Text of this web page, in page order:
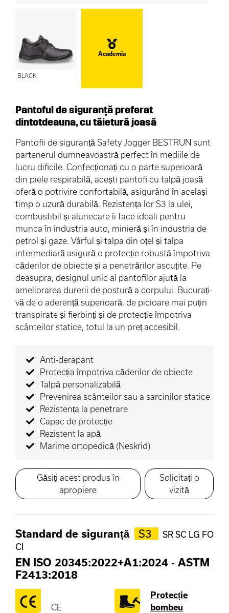
BLACK
Academia
Pantoful de siguranță preferat
dintotdeauna, cu tăietură joasă
Pantofii de siguranță Safety Jogger BESTRUN sunt
partenerul dumneavoastră perfect în mediile de
lucru dificile. Confecționați cu o parte superioară
din piele respirabilă, acești pantofi cu talpă joasă
oferă o potrivire confortabilă, asigurând în același
timp o uzură durabilă. Rezistența lor S3 la ulei,
combustibil și alunecare îi face ideali pentru
munca în industria auto, minieră și în industria de
petrol și gaze. Vârful și talpa din oțel și talpa
intermediară asigură o protecție robustă împotriva
căderilor de obiecte și a penetrărilor ascuțite. Pe
deasupra, designul unic al pantofilor ajută la
ameliorarea durerii de postură a corpului. Bucurați-
vă de o aderență superioară, de picioare mai puțin
transpirate și fierbinți și de protecție împotriva
scânteilor statice, totul la un preț accesibil.
Anti-derapant
Protecția împotriva căderilor de obiecte
Talpă personalizabilă
Prevenirea scânteilor sau a sarcinilor statice
Rezistența la penetrare
Capac de protecție
Rezistent la apă
Marime ortopedică (Neskrid)
Găsiți acest produs în
apropiere
Solicitați o
vizită
Standard de siguranță S3
SR SC LG FO
CI
EN ISO 20345:2022+A1:2024 - ASTM
F2413:2018
CE
Protecție
bombeu